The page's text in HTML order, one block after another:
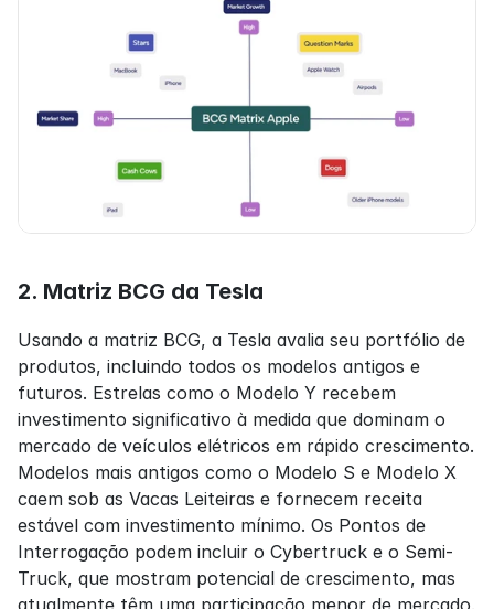
2. Matriz BCG da Tesla
Usando a matriz BCG, a Tesla avalia seu portfólio de
produtos, incluindo todos os modelos antigos e
futuros. Estrelas como o Modelo Y recebem
investimento significativo à medida que dominam o
mercado de veículos elétricos em rápido crescimento.
Modelos mais antigos como o Modelo S e Modelo X
caem sob as Vacas Leiteiras e fornecem receita
estável com investimento mínimo. Os Pontos de
Interrogação podem incluir o Cybertruck e o Semi-
Truck, que mostram potencial de crescimento, mas
atualmente têm uma participação menor de mercado.